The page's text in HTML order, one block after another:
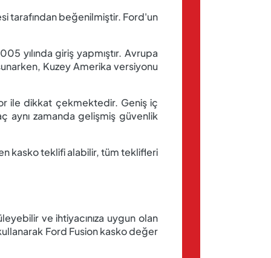
tarafından beğenilmiştir. Ford'un
yılında giriş yapmıştır. Avrupa
Kuzey Amerika versiyonu
ile dikkat çekmektedir. Geniş iç
aynı zamanda gelişmiş güvenlik
kasko teklifi alabilir, tüm teklifleri
ve ihtiyacınıza uygun olan
Ford Fusion kasko değer